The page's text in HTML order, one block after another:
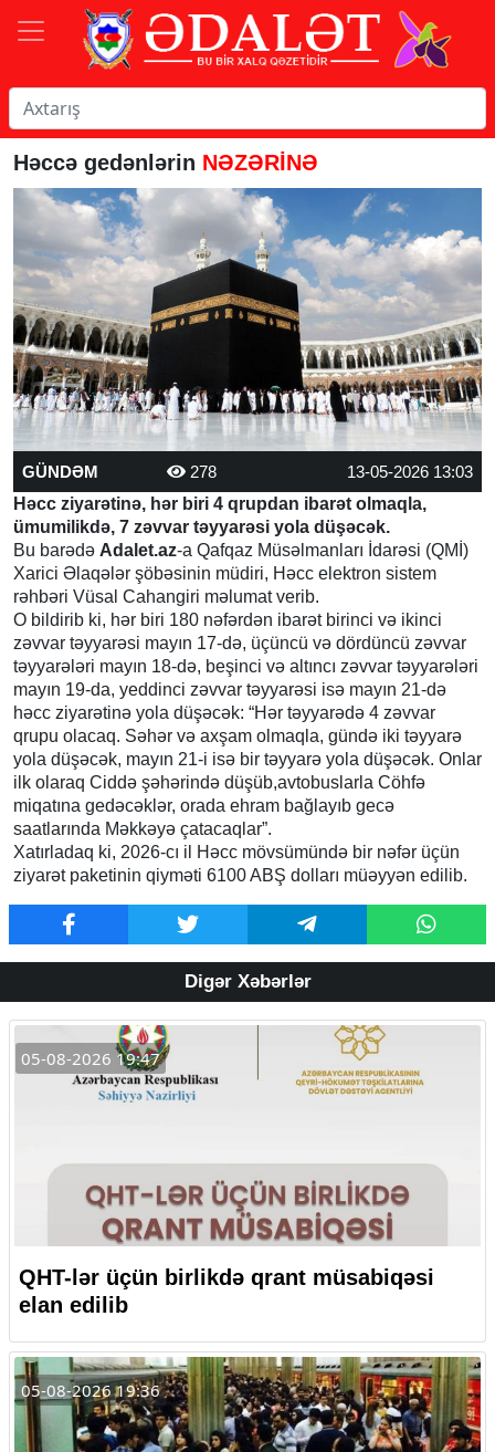
Həccə gedənlərin NƏZƏRİNƏ
GÜNDƏM 278
13-05-2026 13:03
Həcc ziyarətinə, hər biri 4 qrupdan ibarət olmaqla,
ümumilikdə, 7 zəvvar təyyarəsi yola düşəcək.
Bu barədə Adalet.az-a Qafqaz Müsəlmanları İdarəsi (QMİ)
Xarici Əlaqələr şöbəsinin müdiri, Həcc elektron sistem
rəhbəri Vüsal Cahangiri məlumat verib.
O bildirib ki, hər biri 180 nəfərdən ibarət birinci və ikinci
zəvvar təyyarəsi mayın 17-də, üçüncü və dördüncü zəvvar
təyyarələri mayın 18-də, beşinci və altıncı zəvvar təyyarələri
mayın 19-da, yeddinci zəvvar təyyarəsi isə mayın 21-də
həcc ziyarətinə yola düşəcək: “Hər təyyarədə 4 zəvvar
qrupu olacaq. Səhər və axşam olmaqla, gündə iki təyyarə
yola düşəcək, mayın 21-i isə bir təyyarə yola düşəcək. Onlar
ilk olaraq Ciddə şəhərində düşüb,avtobuslarla Cöhfə
miqatına gedəcəklər, orada ehram bağlayıb gecə
saatlarında Məkkəyə çatacaqlar”.
Xatırladaq ki, 2026-cı il Həcc mövsümündə bir nəfər üçün
ziyarət paketinin qiyməti 6100 ABŞ dolları müəyyən edilib.
Digər Xəbərlər
05-08-2026 19:47
QHT-lər üçün birlikdə qrant müsabiqəsi
elan edilib
05-08-2026 19:36